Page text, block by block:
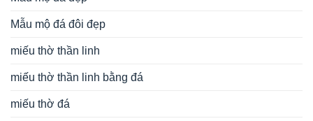
Mẫu mộ đá đôi đẹp
miếu thờ thần linh
miếu thờ thần linh bằng đá
miếu thờ đá